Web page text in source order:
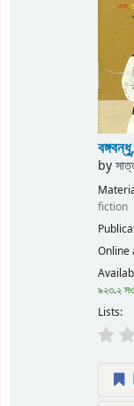
by
fiction
Online
৯২৩.২
Lists: